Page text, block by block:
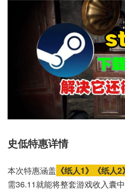
史低特惠详情
本次特惠涵盖 《纸人1》《纸人
需36.11就能将整套游戏收入囊